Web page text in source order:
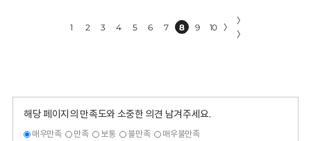
1 2 3 4 5 6 7 8 9 10 〉
〉
〉
해당 페이지의 만족도와 소중한 의견 남겨주세요.
매우만족 만족 보통 불만족 매우불만족